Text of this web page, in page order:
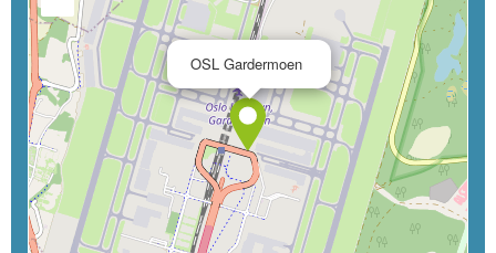
OSL Gardermoen